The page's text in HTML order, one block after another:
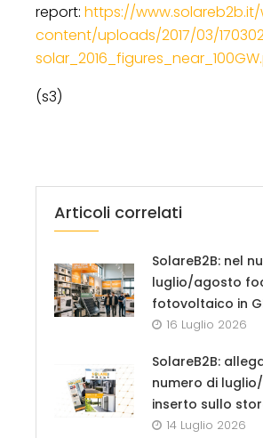
report: https://
content/uploads/2017/03/
(s3)
Articoli correlati
SolareB2B: nel
luglio/agosto
fotovoltaico in
16 Luglio 2026
SolareB2B:
numero di
inserto sullo
14 Luglio 2026